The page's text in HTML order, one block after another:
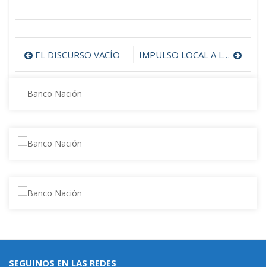
Navegación
de
EL DISCURSO VACÍO IMPULSO LOCAL A LA LEY DE EMERGENCIA MIPYME
SEGUINOS EN LAS REDES